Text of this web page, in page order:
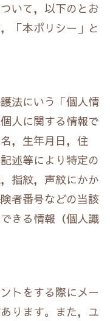
いて，以下のとお
「本ポリシー」と
法にいう「個人情
人に関する情報で
，生年月日，住
述等により特定の
指紋，声紋にかか
者番号などの当該
きる情報（個人識
トをする際にメー
ります。また，ユ